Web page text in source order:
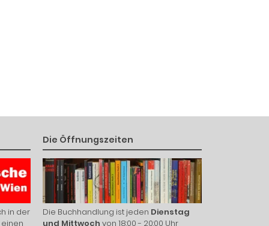
in der
Die Öffnungszeiten
Die Buchhandlung ist jeden Dienstag
und Mittwoch von 18:00 - 20:00 Uhr